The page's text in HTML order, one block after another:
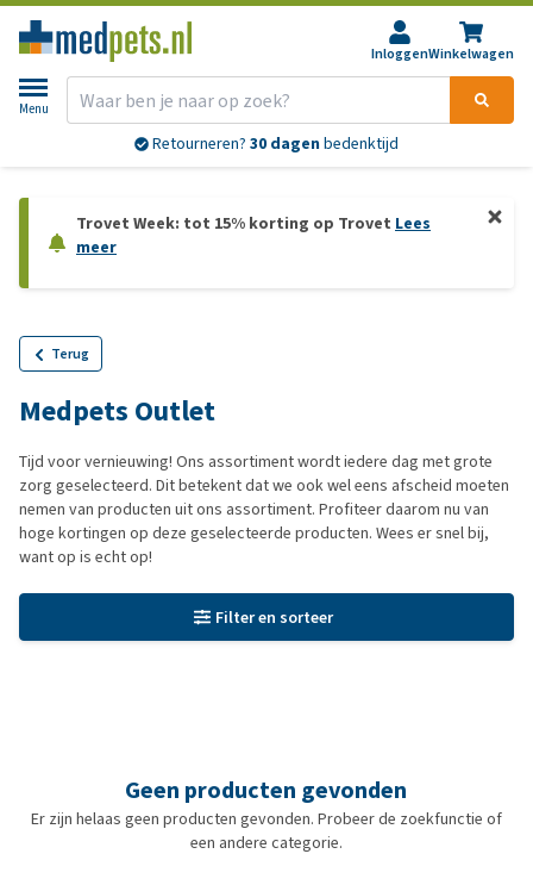
InloggenWinkelwagen
Menu
Retourneren? 30 dagenbedenktijd
Trovet Week: tot 15% korting op Trovet Lees
meer
Terug
Medpets Outlet
Tijd voor vernieuwing! Ons assortiment wordt iedere dag met grote
zorg geselecteerd. Dit betekent dat we ook wel eens afscheid moeten
nemen van producten uit ons assortiment. Profiteer daarom nu van
hoge kortingen op deze geselecteerde producten. Wees er snel bij,
want op is echt op!
Filter en sorteer
Geen producten gevonden
Er zijn helaas geen producten gevonden. Probeer de zoekfunctie of
een andere categorie.